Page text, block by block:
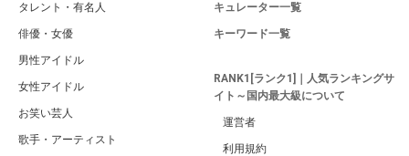
タレント・有名人
俳優・女優
男性アイドル
女性アイドル
お笑い芸人
歌手・アーティスト
キュレーター一覧
キーワード一覧
RANK1[ランク1]｜人気ランキングサ
イト～国内最大級について
運営者
利用規約